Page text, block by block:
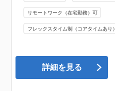
リモートワーク（在宅勤務）可
フレックスタイム制（コアタイムあり）
詳細を見る